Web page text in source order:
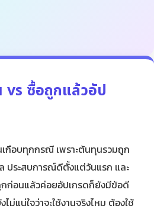
vs ซื้อถูกแล้วอัป
กือบทุกกรณี เพราะต้นทุนรวมถูก
ประสบการณ์ดีตั้งแต่วันแรก และ
ก่อนแล้วค่อยอัปเกรดก็ยังมีข้อดี
ม่แน่ใจว่าจะใช้งานจริงไหม ต้องใช้